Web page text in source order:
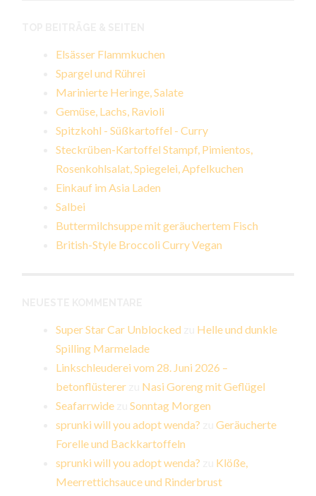
Elsässer Flammkuchen
Spargel und Rührei
Marinierte Heringe, Salate
Gemüse, Lachs, Ravioli
Spitzkohl - Süßkartoffel - Curry
Steckrüben-Kartoffel Stampf, Pimientos,
Rosenkohlsalat, Spiegelei, Apfelkuchen
Einkauf im Asia Laden
Salbei
Buttermilchsuppe mit geräuchertem Fisch
British-Style Broccoli Curry Vegan
Super Star Car Unblocked
Helle und dunkle
Spilling Marmelade
Linkschleuderei vom 28. Juni 2026 –
betonflüsterer
Nasi Goreng mit Geflügel
Seafarrwide zuSonntag Morgen
sprunki will you adopt wenda? zuGeräucherte
Forelle und Backkartoffeln
sprunki will you adopt wenda?
Klöße,
Meerrettichsauce und Rinderbrust